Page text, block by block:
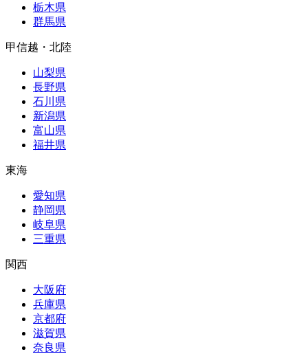
栃木県
群馬県
甲信越・北陸
山梨県
長野県
石川県
新潟県
富山県
福井県
東海
愛知県
静岡県
岐阜県
三重県
関西
大阪府
兵庫県
京都府
滋賀県
奈良県